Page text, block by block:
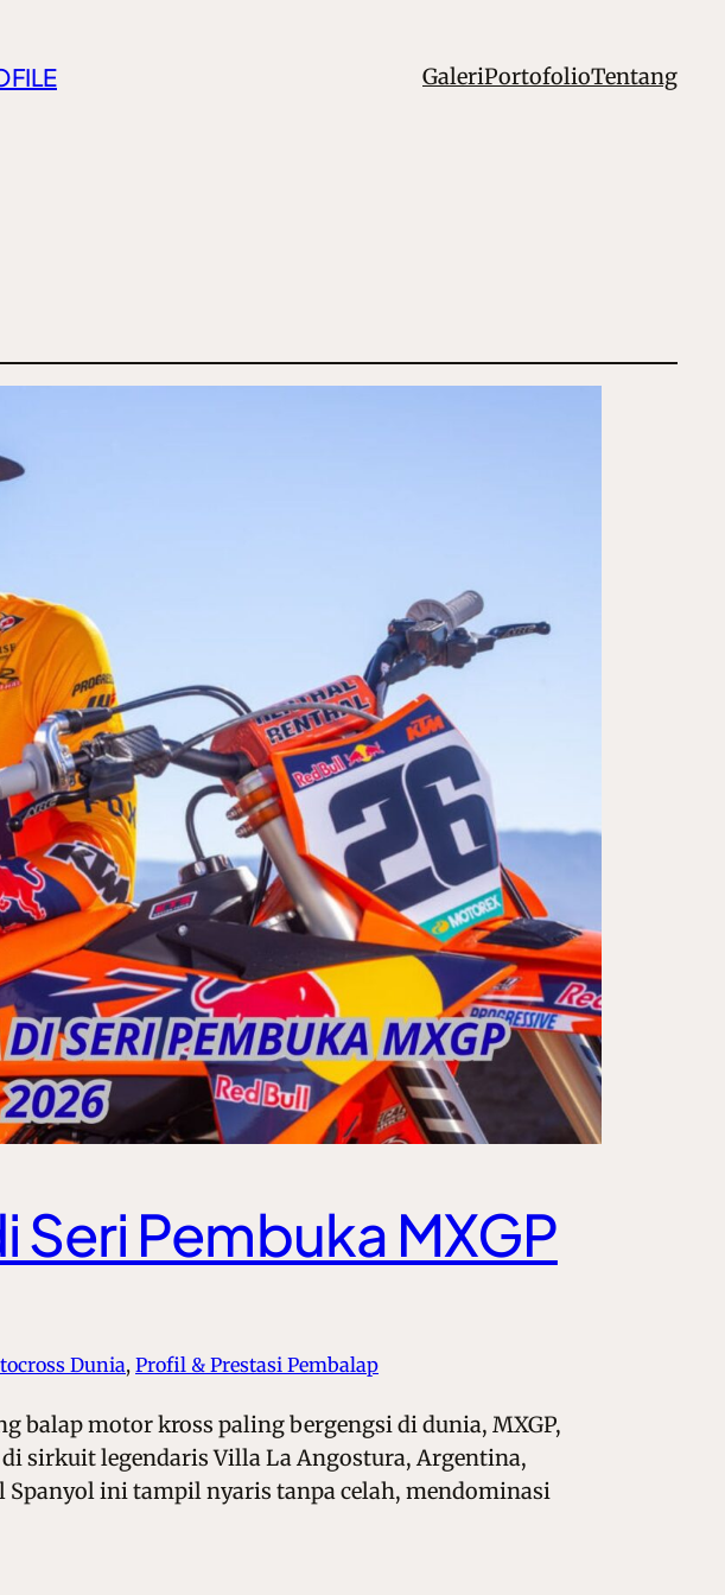
GaleriPortofolioTentang
Seri Pembuka MXGP
Dunia, Profil & Prestasi Pembalap
balap motor kross paling bergengsi di dunia, MXGP,
sirkuit legendaris Villa La Angostura, Argentina,
Spanyol ini tampil nyaris tanpa celah, mendominasi